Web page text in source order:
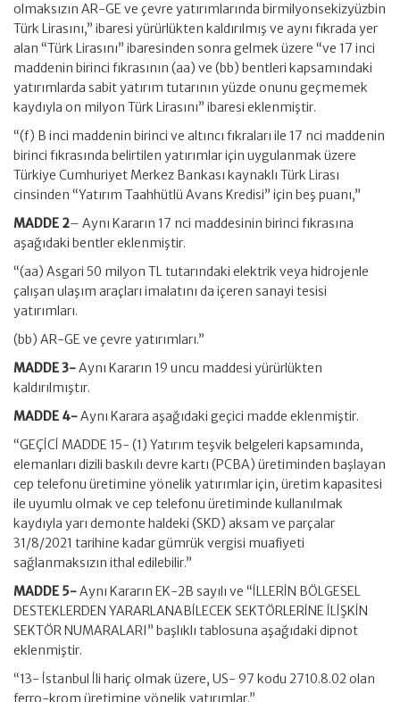
olmaksızın AR-GE ve çevre yatırımlarında birmilyonsekizyüzbin
Türk Lirasını,” ibaresi yürürlükten kaldırılmış ve aynı fıkrada yer
alan “Türk Lirasını” ibaresinden sonra gelmek üzere “ve 17 inci
maddenin birinci fıkrasının (aa) ve (bb) bentleri kapsamındaki
yatırımlarda sabit yatırım tutarının yüzde onunu geçmemek
kaydıyla on milyon Türk Lirasını” ibaresi eklenmiştir.
“(f) B inci maddenin birinci ve altıncı fıkraları ile 17 nci maddenin
birinci fıkrasında belirtilen yatırımlar için uygulanmak üzere
Türkiye Cumhuriyet Merkez Bankası kaynaklı Türk Lirası
cinsinden “Yatırım Taahhütlü Avans Kredisi” için beş puanı,”
MADDE 2– Aynı Kararın 17 nci maddesinin birinci fıkrasına
aşağıdaki bentler eklenmiştir.
“(aa) Asgari 50 milyon TL tutarındaki elektrik veya hidrojenle
çalışan ulaşım araçları imalatını da içeren sanayi tesisi
yatırımları.
(bb) AR-GE ve çevre yatırımları.”
MADDE 3-Aynı Kararın 19 uncu maddesi yürürlükten
kaldırılmıştır.
MADDE 4-Aynı Karara aşağıdaki geçici madde eklenmiştir.
“GEÇİCİ MADDE 15- (1) Yatırım teşvik belgeleri kapsamında,
elemanları dizili baskılı devre kartı (PCBA) üretiminden başlayan
cep telefonu üretimine yönelik yatırımlar için, üretim kapasitesi
ile uyumlu olmak ve cep telefonu üretiminde kullanılmak
kaydıyla yarı demonte haldeki (SKD) aksam ve parçalar
31/8/2021 tarihine kadar gümrük vergisi muafiyeti
sağlanmaksızın ithal edilebilir.”
MADDE 5-Aynı Kararın EK-2B sayılı ve “İLLERİN BÖLGESEL
DESTEKLERDEN YARARLANABİLECEK SEKTÖRLERİNE İLİŞKİN
SEKTÖR NUMARALARI” başlıklı tablosuna aşağıdaki dipnot
eklenmiştir.
“13- İstanbul İli hariç olmak üzere, US- 97 kodu 2710.8.02 olan
ferro-krom üretimine yönelik yatırımlar.”